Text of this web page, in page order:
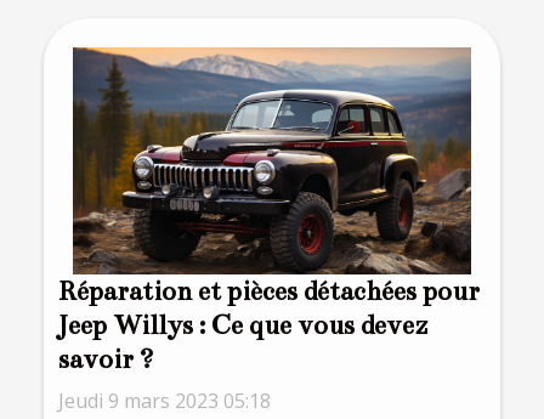
Réparation et pièces détachées pour
Jeep Willys : Ce que vous devez
savoir ?
Jeudi 9 mars 2023 05:18